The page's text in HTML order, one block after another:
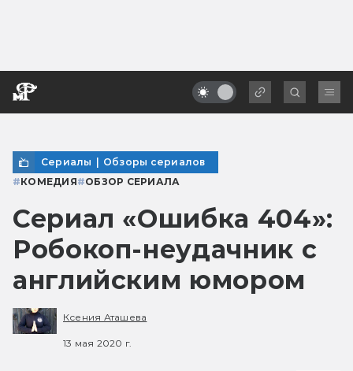
Сериалы | Обзоры сериалов
#КОМЕДИЯ#ОБЗОР СЕРИАЛА
Сериал «Ошибка 404»:
Робокоп-неудачник с
английским юмором
Ксения Аташева
13 мая 2020 г.